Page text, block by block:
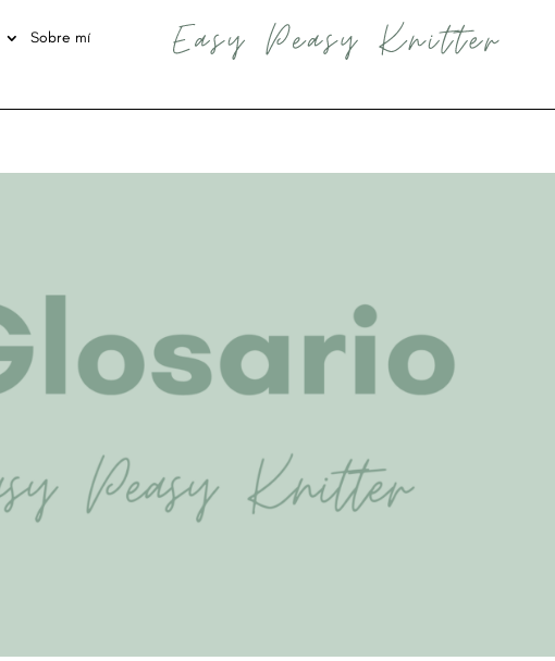
Sobre mí